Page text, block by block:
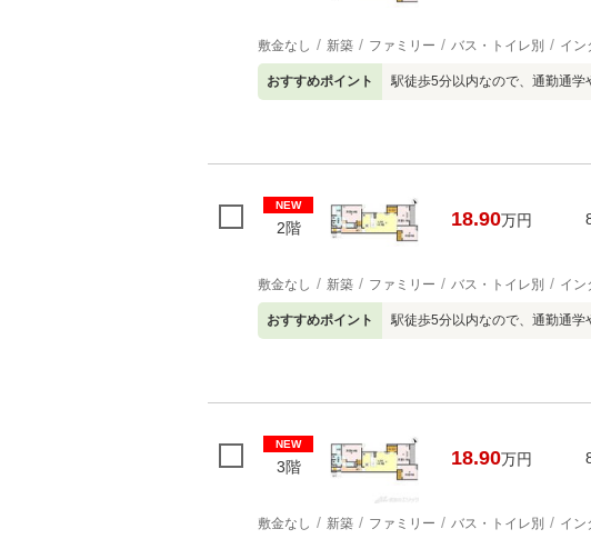
敷金なし 新築 ファミリー バス・トイレ別 イン
おすすめポイント 駅徒歩5分以内なので、通勤通学
NEW
2階 18.90万円
敷金なし 新築 ファミリー バス・トイレ別 イン
おすすめポイント 駅徒歩5分以内なので、通勤通学
NEW
3階 18.90万円
敷金なし 新築 ファミリー バス・トイレ別 イン